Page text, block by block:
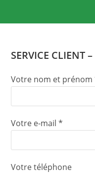
SERVICE CLIENT
Votre nom et prénom
Votre e-mail *
Votre téléphone